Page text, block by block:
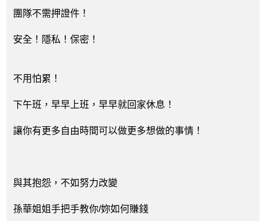
團隊不需押證件！
安全！隱私！保密！
不用怕累！
下午班，早早上班，早早就回家休息！
讓你有更多自由時間可以做更多想做的事情！
與其抱怨，不如努力改變
孫華姐姐手把手教你/妳如何賺錢